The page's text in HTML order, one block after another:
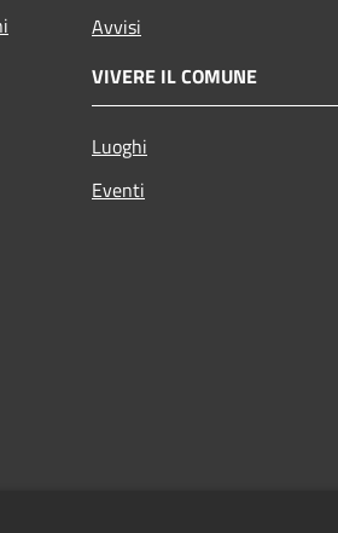
Avvisi
VIVERE IL COMUNE
Luoghi
Eventi